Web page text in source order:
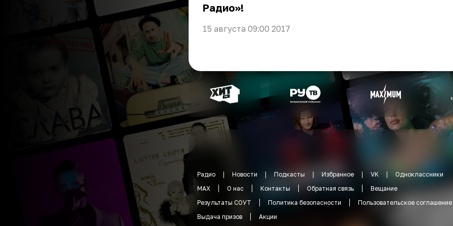
Радио»!
15 августа 09:00 2017
Радио Новости Подкасты Избранное VK
Одноклассники
MAX
О нас Контакты Обратная связь
Вещание
Результаты СОУТ
Политика безопасности
Пользовательское соглашение
Выдача призов
Акции